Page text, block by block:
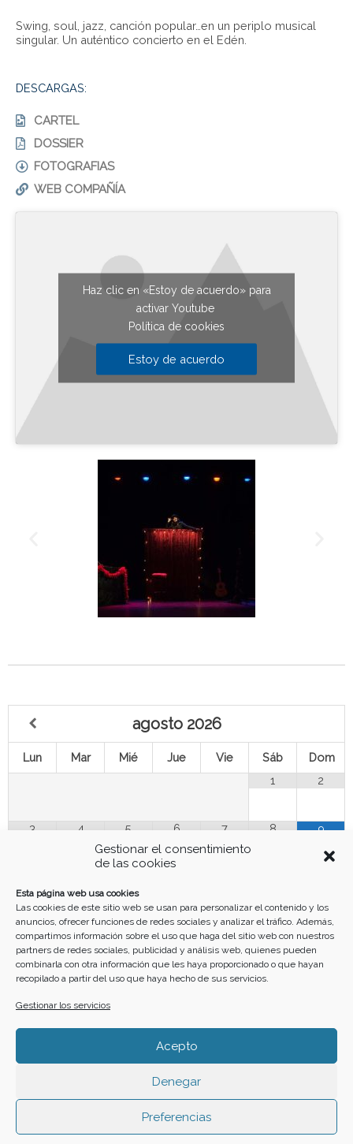
Gestionar el consentimiento
de las cookies
Esta página web usa cookies
Las cookies de este sitio web se usan para personalizar el contenido y los
anuncios, ofrecer funciones de redes sociales y analizar el tráfico. Además,
compartimos información sobre el uso que haga del sitio web con nuestros
partners de redes sociales, publicidad y análisis web, quienes pueden
combinarla con otra información que les haya proporcionado o que hayan
recopilado a partir del uso que haya hecho de sus servicios.
Gestionar los servicios
Acepto
Denegar
Preferencias
Swing, soul, jazz, canción popular…en un periplo musical
singular. Un auténtico concierto en el Edén.
DESCARGAS:
CARTEL
DOSSIER
FOTOGRAFIAS
WEB COMPAÑÍA
Haz clic en «Estoy de acuerdo» para
activar Youtube
Política de cookies
Estoy de acuerdo
agosto 2026
Lun Mar Mié Jue Vie Sáb
Dom
1
2
3 4 5 6 7 8 9
17 18 19 20 21 22 23
24 25 26 27 28 29
Funciona gracias a